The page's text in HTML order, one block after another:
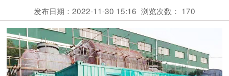
发布日期：2022-11-30 15:16 浏览次数： 170